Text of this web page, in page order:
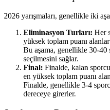
2026 yarışmaları, genellikle iki
Eliminasyon Turları: Her
yüksek toplam puanı
Bu aşama, genellikle 30-40
seçilmesini sağlar.
Final: Finalde, kalan
en yüksek toplam puanı
Finalde, genellikle 3-4
dereceye girerler.